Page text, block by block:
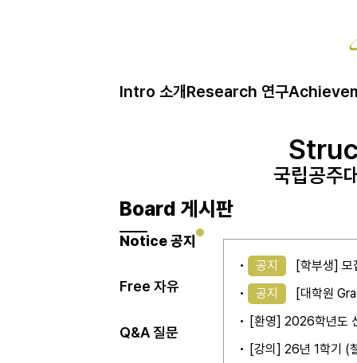
Intro 소개 Research 연구
국립공주
국립공주
국립공주
Board 게시판
Notice 공지
Free 자유
Q&A 질문
공지
[학부생] 모
공지
[대학원
[환영] 2026학년도
[강의] 26년 1학기 (